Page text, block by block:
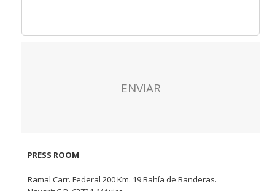
PRESS ROOM
Ramal Carr. Federal 200 Km. 19 Bahía de Banderas.